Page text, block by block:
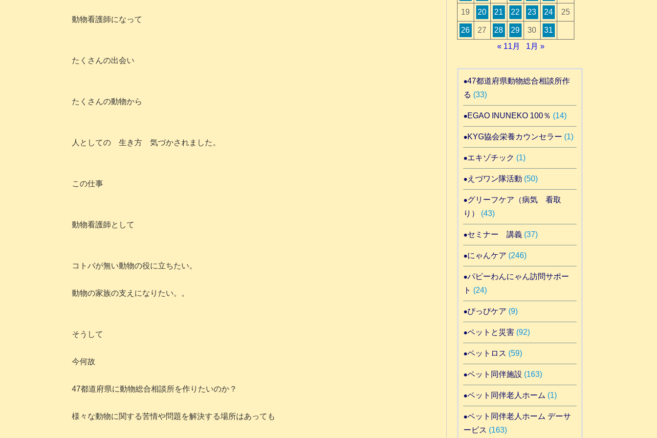
動物看護師になって
たくさんの出会い
たくさんの動物から
人としての 生き方 気づかされました。
この仕事
動物看護師として
コトバが無い動物の役に立ちたい。
動物の家族の支えになりたい。。
そうして
今何故
47都道府県に動物総合相談所を作りたいのか？
様々な動物に関する苦情や問題を解決する場所はあっても
19 20 21 22 23 24 25
26 27 28 29 30
31
« 11月
1月 »
47都道府県動物総合相談所作
る (33)
EGAO INUNEKO 100％ (14)
KYG協会栄養カウンセラー (1)
エキゾチック (1)
えづワン隊活動 (50)
グリーフケア（病気 看取
り）
(43)
セミナー 講義(37)
にゃんケア (246)
パピーわんにゃん訪問サポー
ト (24)
ぴっぴケア (9)
ペットと災害(92)
ペットロス (59)
ペット同伴施設 (163)
ペット同伴老人ホーム (1)
ペット同伴老人ホーム デーサ
ービス (163)